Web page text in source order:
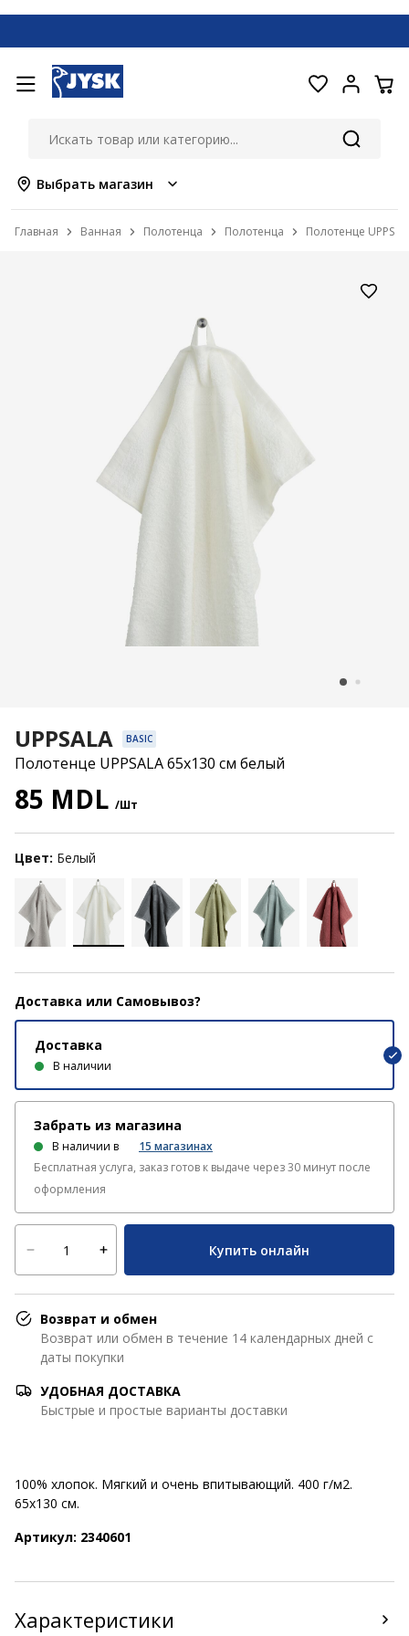
Выбрать магазин
Главная Ванная Полотенца Полотенца Полотенце
UPPSALA BASIC
Полотенце UPPSALA 65x130 см белый
85 MDL /Шт
Цвет: Белый
Доставка или Самовывоз?
Доставка
В наличии
Забрать из магазина
В наличии в 15 магазинах
Бесплатная услуга, заказ готов к выдаче через 30 минут после
оформления
Купить онлайн
Возврат и обмен
Возврат или обмен в течение 14 календарных дней с
даты покупки
УДОБНАЯ ДОСТАВКА
Быстрые и простые варианты доставки
100% хлопок. Мягкий и очень впитывающий. 400 г/м2.
65x130 см.
Артикул: 2340601
Характеристики